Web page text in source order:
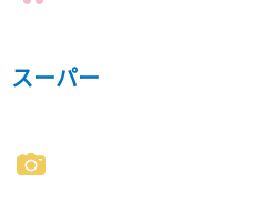
スーパー